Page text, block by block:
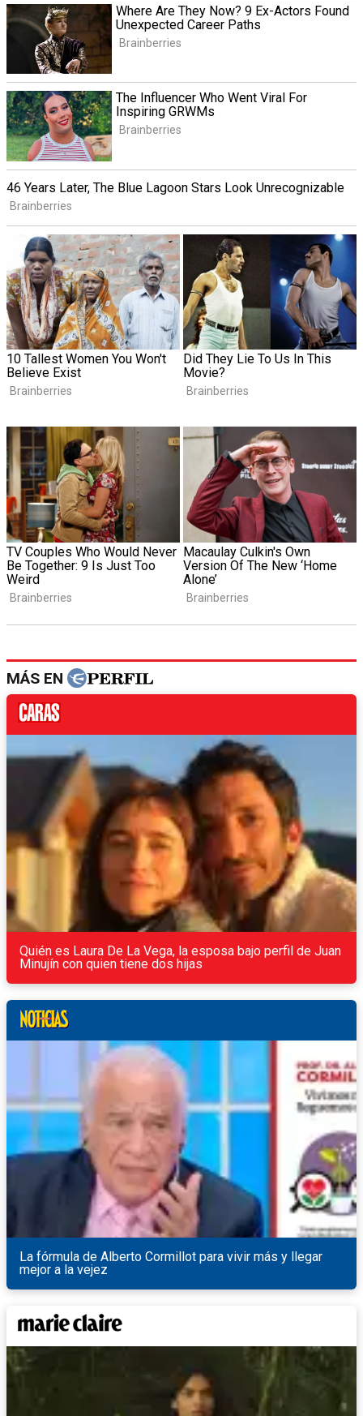
MÁS EN
Quién es Laura De La Vega, la esposa bajo perfil de Juan
Minujín con quien tiene dos hijas
La fórmula de Alberto Cormillot para vivir más y llegar
mejor a la vejez